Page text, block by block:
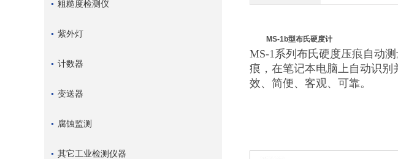
粗糙度检测仪
紫外灯
计数器
变送器
腐蚀监测
其它工业检测仪器
MS-1b型布氏硬度计
MS-1系列布氏硬度压痕自动
痕，在笔记本电脑上自动识
效、简便、客观、可靠。